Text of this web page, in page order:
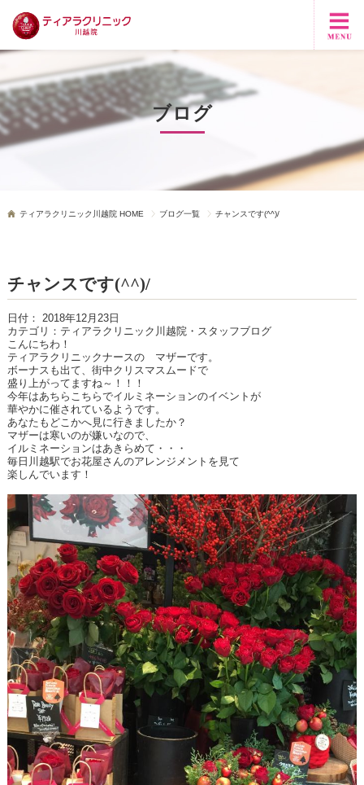
ブログ
ティアラクリニック川越院 HOME ブログ一覧 チャンスです(^^)/
チャンスです(^^)/
日付： 2018年12月23日
カテゴリ： ティアラクリニック川越院・スタッフブログ
こんにちわ！
ティアラクリニックナースの マザーです。
ボーナスも出て、街中クリスマスムードで
盛り上がってますね～！！！
今年はあちらこちらでイルミネーションのイベントが
華やかに催されているようです。
あなたもどこかへ見に行きましたか？
マザーは寒いのが嫌いなので、
イルミネーションはあきらめて・・・
毎日川越駅でお花屋さんのアレンジメントを見て
楽しんでいます！